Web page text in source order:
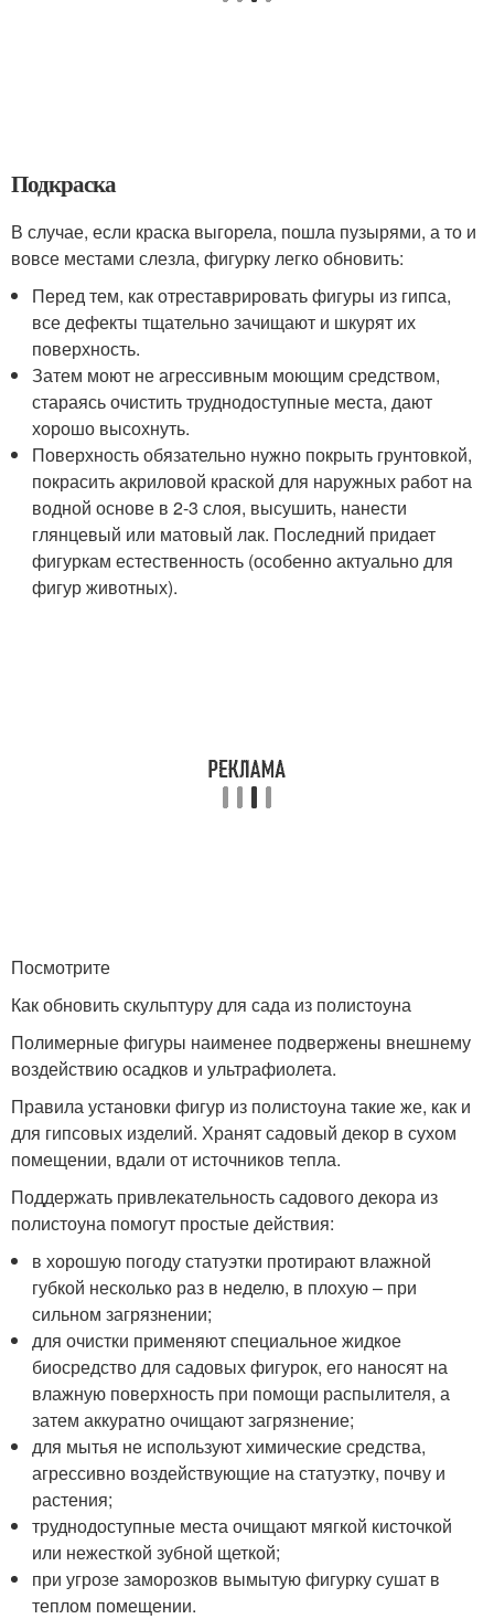
Подкраска
В случае, если краска выгорела, пошла пузырями, а то и
вовсе местами слезла, фигурку легко обновить:
Перед тем, как отреставрировать фигуры из гипса,
все дефекты тщательно зачищают и шкурят их
поверхность.
Затем моют не агрессивным моющим средством,
стараясь очистить труднодоступные места, дают
хорошо высохнуть.
Поверхность обязательно нужно покрыть грунтовкой,
покрасить акриловой краской для наружных работ на
водной основе в 2-3 слоя, высушить, нанести
глянцевый или матовый лак. Последний придает
фигуркам естественность (особенно актуально для
фигур животных).
Посмотрите
Как обновить скульптуру для сада из полистоуна
Полимерные фигуры наименее подвержены внешнему
воздействию осадков и ультрафиолета.
Правила установки фигур из полистоуна такие же, как и
для гипсовых изделий. Хранят садовый декор в сухом
помещении, вдали от источников тепла.
Поддержать привлекательность садового декора из
полистоуна помогут простые действия:
в хорошую погоду статуэтки протирают влажной
губкой несколько раз в неделю, в плохую – при
сильном загрязнении;
для очистки применяют специальное жидкое
биосредство для садовых фигурок, его наносят на
влажную поверхность при помощи распылителя, а
затем аккуратно очищают загрязнение;
для мытья не используют химические средства,
агрессивно воздействующие на статуэтку, почву и
растения;
труднодоступные места очищают мягкой кисточкой
или нежесткой зубной щеткой;
при угрозе заморозков вымытую фигурку сушат в
теплом помещении.